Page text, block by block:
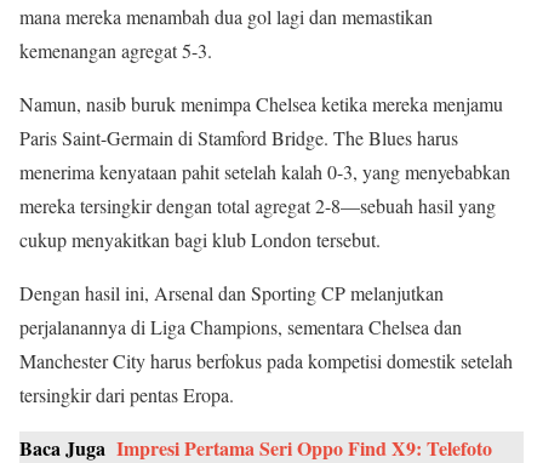
mana mereka menambah dua gol lagi dan memastikan
kemenangan agregat 5-3.
Namun, nasib buruk menimpa Chelsea ketika mereka menjamu
Paris Saint-Germain di Stamford Bridge. The Blues harus
menerima kenyataan pahit setelah kalah 0-3, yang menyebabkan
mereka tersingkir dengan total agregat 2-8—sebuah hasil yang
cukup menyakitkan bagi klub London tersebut.
Dengan hasil ini, Arsenal dan Sporting CP melanjutkan
perjalanannya di Liga Champions, sementara Chelsea dan
Manchester City harus berfokus pada kompetisi domestik setelah
tersingkir dari pentas Eropa.
Baca Juga Impresi Pertama Seri Oppo Find X9: Telefoto